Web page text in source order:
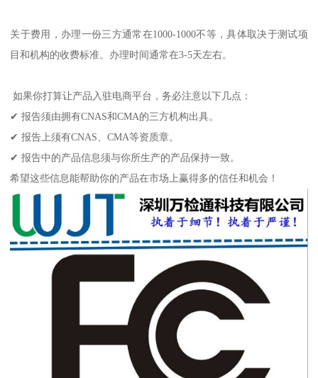
关于费用，办理一份三方通常在1000-1000不等，具体取决于测试项
目和机构的收费标准。办理时间通常在3-5天左右。
️ 如果你打算让产品入驻电商平台，务必注意以下几点：
✔ 报告须由拥有CNAS和CMA的三方机构出具。
✔ 报告上须有CNAS、CMA等资质章。
✔ 报告中的产品信息须与你所生产的产品保持一致。
希望这些信息能帮助你的产品在市场上赢得多的信任和机会！